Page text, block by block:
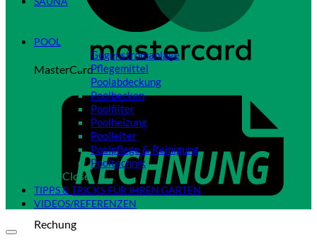
MasterCard
Rechung
POOL
Gegenstromanlage
Pflegemittel
Poolabdeckung
Poolbecken
Poolfilter
Poolheizung
Poolleiter
Poolpflege & Reinigung
Pooltechnik
Close
TIPPS & TRICKS FÜR IHREN GARTEN
VIDEOS/REFERENZEN